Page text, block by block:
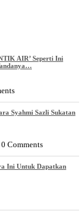
AIR’ Seperti Ini
Syahmi Sazli Sukatan
0 Comments
Ini Untuk Dapatkan